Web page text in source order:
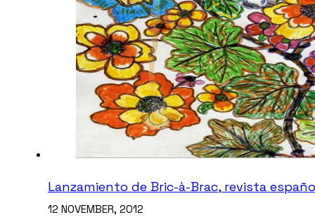
Lanzamiento de Bric-à-Brac, revista
12 NOVEMBER, 2012